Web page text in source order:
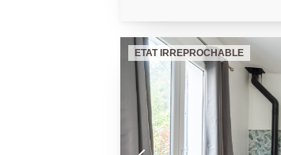
ETAT IRREPROCHABLE